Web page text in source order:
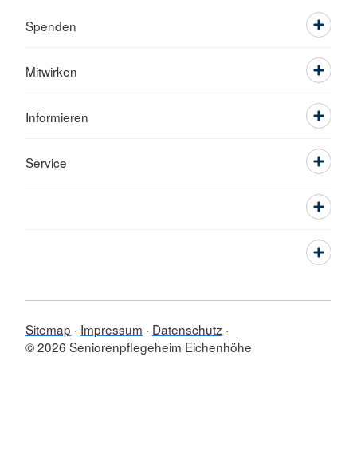
Spenden
Mitwirken
Informieren
Service
Sitemap Impressum
Datenschutz
© 2026 Seniorenpflegeheim Eichenhöhe